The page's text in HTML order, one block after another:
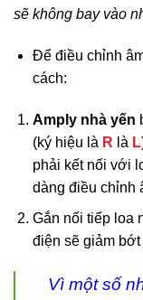
sẽ không bay vào
Để điều chỉnh
cách:
Amply nhà yến
(ký hiệu là R là L
phải kết nối với
dàng điều chỉnh
Gắn nối tiếp loa
điện sẽ giảm
Vì một số